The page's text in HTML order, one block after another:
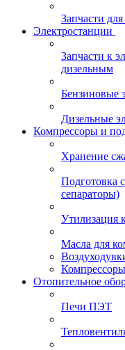
Запчасти
Электростанции
Запчасти к
дизельным
Бензиновые
Дизельные
Компрессоры и
Хранение
Подготовка
сепараторы)
Утилизация
Масла для
Отопительное
Печи ПЭТ